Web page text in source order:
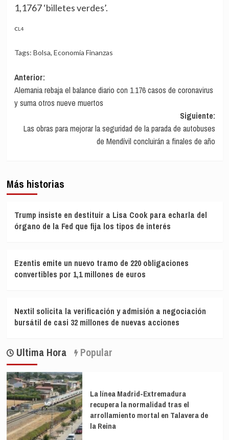
1,1767 ‘billetes verdes’.
CL4
Tags: Bolsa, Economía Finanzas
Navegación
de
entradas
Anterior:
Alemania rebaja el balance diario con 1.176 casos de coronavirus
y suma otros nueve muertos
Siguiente:
Las obras para mejorar la seguridad de la parada de autobuses
de Mendívil concluirán a finales de año
Más historias
Trump insiste en destituir a Lisa Cook para echarla del
órgano de la Fed que fija los tipos de interés
Ezentis emite un nuevo tramo de 220 obligaciones
convertibles por 1,1 millones de euros
Nextil solicita la verificación y admisión a negociación
bursátil de casi 32 millones de nuevas acciones
Ultima Hora Popular
La línea Madrid-Extremadura
recupera la normalidad tras el
arrollamiento mortal en Talavera de
la Reina